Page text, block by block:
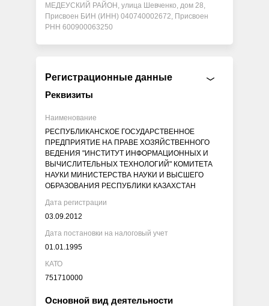
МЕДЕУСКИЙ РАЙОН, улица Шевченко, дом 28,
Присвоен БИН (ИНН) 040740002672, Присвоен
РНН 600900063250
Регистрационные данные
Реквизиты
Наименование
РЕСПУБЛИКАНСКОЕ ГОСУДАРСТВЕННОЕ
ПРЕДПРИЯТИЕ НА ПРАВЕ ХОЗЯЙСТВЕННОГО
ВЕДЕНИЯ "ИНСТИТУТ ИНФОРМАЦИОННЫХ И
ВЫЧИСЛИТЕЛЬНЫХ ТЕХНОЛОГИЙ" КОМИТЕТА
НАУКИ МИНИСТЕРСТВА НАУКИ И ВЫСШЕГО
ОБРАЗОВАНИЯ РЕСПУБЛИКИ КАЗАХСТАН
Дата регистрации
03.09.2012
Дата постановки на налоговый учет
01.01.1995
КАТО
751710000
Основной вид деятельности